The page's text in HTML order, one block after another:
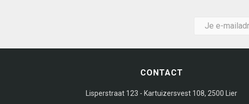
CONTACT
Lisperstraat 123 - Kartuizersvest 108, 2500 Lier